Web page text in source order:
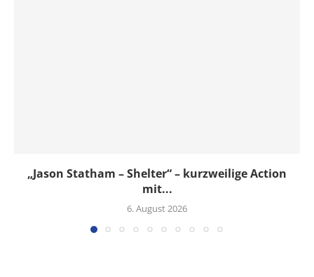
„Jason Statham – Shelter“ – kurzweilige Action
mit...
6. August 2026